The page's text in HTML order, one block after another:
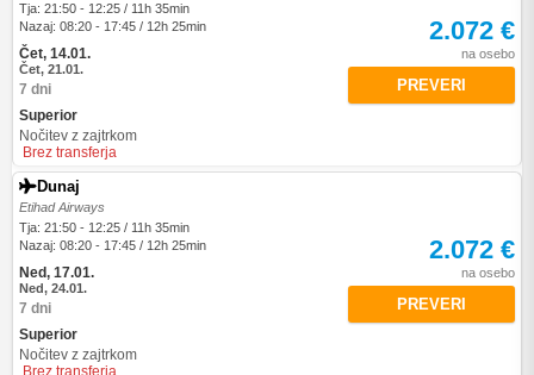
Tja: 21:50 - 12:25 / 11h 35min
Nazaj: 08:20 - 17:45 / 12h 25min
Čet, 14.01.
Čet, 21.01.
7 dni
Superior
Nočitev z zajtrkom
Brez transferja
2.072 €
na osebo
PREVERI
Dunaj
Etihad Airways
Tja: 21:50 - 12:25 / 11h 35min
Nazaj: 08:20 - 17:45 / 12h 25min
Ned, 17.01.
Ned, 24.01.
7 dni
Superior
Nočitev z zajtrkom
Brez transferja
2.072 €
na osebo
PREVERI